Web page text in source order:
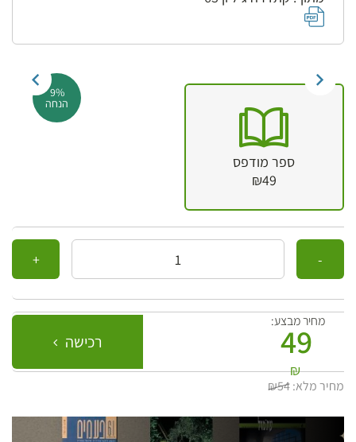
9%
הנחה
ספר מודפס
₪49
כמות
מחיר מבצע:
49
₪
רכישה
מחיר מלא:₪54